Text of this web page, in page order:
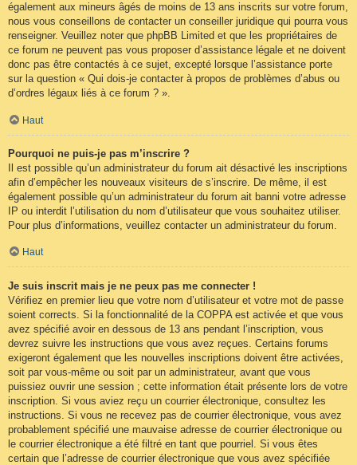
également aux mineurs âgés de moins de 13 ans inscrits sur votre forum,
nous vous conseillons de contacter un conseiller juridique qui pourra vous
renseigner. Veuillez noter que phpBB Limited et que les propriétaires de
ce forum ne peuvent pas vous proposer d’assistance légale et ne doivent
donc pas être contactés à ce sujet, excepté lorsque l’assistance porte
sur la question « Qui dois-je contacter à propos de problèmes d’abus ou
d’ordres légaux liés à ce forum ? ».
Haut
Pourquoi ne puis-je pas m’inscrire ?
Il est possible qu’un administrateur du forum ait désactivé les inscriptions
afin d’empêcher les nouveaux visiteurs de s’inscrire. De même, il est
également possible qu’un administrateur du forum ait banni votre adresse
IP ou interdit l’utilisation du nom d’utilisateur que vous souhaitez utiliser.
Pour plus d’informations, veuillez contacter un administrateur du forum.
Haut
Je suis inscrit mais je ne peux pas me connecter !
Vérifiez en premier lieu que votre nom d’utilisateur et votre mot de passe
soient corrects. Si la fonctionnalité de la COPPA est activée et que vous
avez spécifié avoir en dessous de 13 ans pendant l’inscription, vous
devrez suivre les instructions que vous avez reçues. Certains forums
exigeront également que les nouvelles inscriptions doivent être activées,
soit par vous-même ou soit par un administrateur, avant que vous
puissiez ouvrir une session ; cette information était présente lors de votre
inscription. Si vous aviez reçu un courrier électronique, consultez les
instructions. Si vous ne recevez pas de courrier électronique, vous avez
probablement spécifié une mauvaise adresse de courrier électronique ou
le courrier électronique a été filtré en tant que pourriel. Si vous êtes
certain que l’adresse de courrier électronique que vous avez spécifiée